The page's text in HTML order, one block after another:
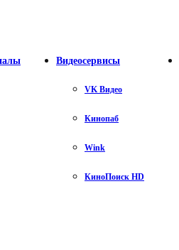
Видеосервисы
VK Видео
Кинопаб
Wink
КиноПоиск HD